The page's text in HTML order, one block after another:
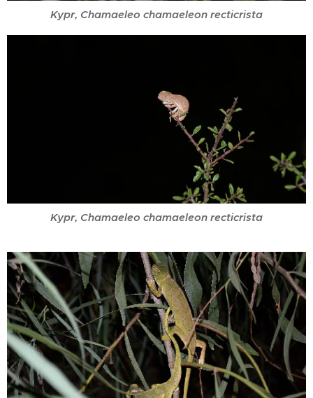
Kypr, Chamaeleo chamaeleon recticrista
Kypr, Chamaeleo chamaeleon recticrista